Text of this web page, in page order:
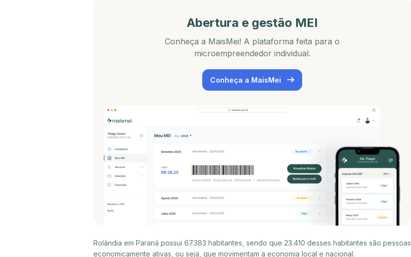
Abertura e gestão MEI
Conheça a MaisMei! A plataforma feita para o
microempreendedor individual.
Conheça a MaisMei
Rolândia em Paraná possui 67.383 habitantes, sendo que 23.410 desses habitantes são pessoas
economicamente ativas, ou seja, que movimentam a economia local e nacional.